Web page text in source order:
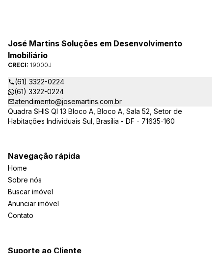
José Martins Soluções em Desenvolvimento
Imobiliário
CRECI: 19000J
(61) 3322-0224
(61) 3322-0224
atendimento@josemartins.com.br
Quadra SHIS QI 13 Bloco A, Bloco A, Sala 52, Setor de
Habitações Individuais Sul, Brasília - DF - 71635-160
Navegação rápida
Home
Sobre nós
Buscar imóvel
Anunciar imóvel
Contato
Suporte ao Cliente